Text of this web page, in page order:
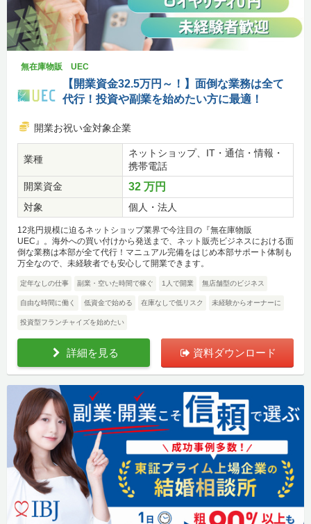
無在庫物販 UEC
【開業資金32.5万円～！】面倒な業務は全て
代行！投資や副業を始めたい方に最適！
開業お祝い金対象企業
業種
ネットショップ、IT・通信・情報・
携帯電話
開業資金
32 万円
対象 個人・法人
12兆円規模に迫るネットショップ業界で今注目の『無在庫物販
UEC』。海外への買い付けから発送まで、ネット販売ビジネスにおける面
倒な業務は本部が全て代行！マニュアル完備をはじめ本部サポート体制も
万全なので、未経験者でも安心して開業できます。
定年なしの仕事 副業・空いた時間で稼ぐ 1人で開業 無店舗型のビジネス
自由な時間に働く 低資金で始める 在庫なしで低リスク 未経験からオーナーに
投資型フランチャイズを始めたい
詳細を見る 資料ダウンロード